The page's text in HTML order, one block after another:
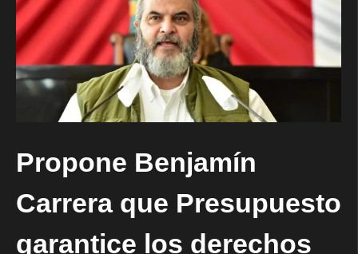
Propone Benjamín
Carrera que Presupuesto
garantice los derechos